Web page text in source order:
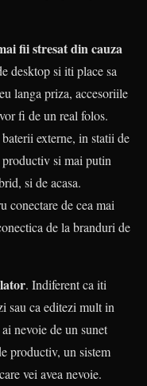
fii stresat din cauza
desktop si iti place sa
langa priza, accesoriile
fi de un real folos.
externe, in statii de
si mai putin
si de acasa.
conectare de cea mai
de la branduri de
. Indiferent ca iti
sau ca editezi mult in
nevoie de un sunet
productiv, un sistem
vei avea nevoie.